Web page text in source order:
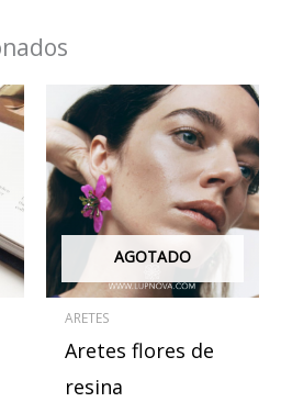
AGOTADO
ARETES
Aretes flores de
resina
Este
tiene
se